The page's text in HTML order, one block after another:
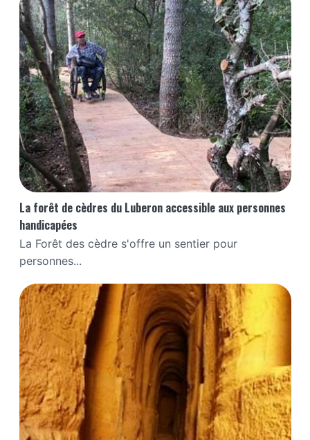
La forêt de cèdres du Luberon accessible aux personnes
handicapées
La Forêt des cèdre s'offre un sentier pour
personnes...